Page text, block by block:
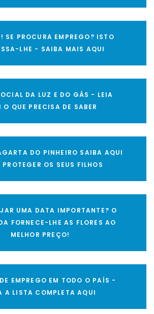
SE PROCURA EMPREGO? ISTO
LHE - SAIBA MAIS AQUI
DA LUZ E DO GÁS - LEIA
O QUE PRECISA DE SABER
DO PINHEIRO SAIBA AQUI
OS SEUS FILHOS
UMA DATA IMPORTANTE? O
FORNECE-LHE AS FLORES AO
MELHOR PREÇO!
EMPREGO EM TODO O PAÍS -
A LISTA COMPLETA AQUI